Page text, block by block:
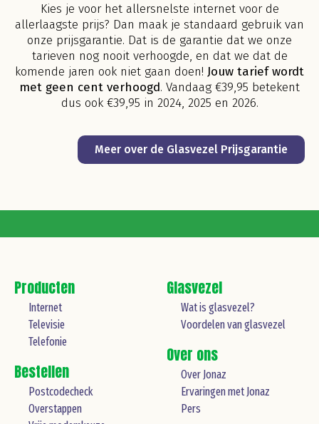
Kies je voor het allersnelste internet voor de
allerlaagste prijs? Dan maak je standaard gebruik van
onze prijsgarantie. Dat is de garantie dat we onze
tarieven nog nooit verhoogde, en dat we dat de
komende jaren ook niet gaan doen! Jouw tarief wordt
met geen cent verhoogd. Vandaag €39,95 betekent
dus ook €39,95 in 2024, 2025 en 2026.
Meer over de Glasvezel Prijsgarantie
Producten
Internet
Televisie
Telefonie
Bestellen
Postcodecheck
Overstappen
Glasvezel
Wat is glasvezel?
Voordelen van glasvezel
Over ons
Over Jonaz
Ervaringen met Jonaz
Pers